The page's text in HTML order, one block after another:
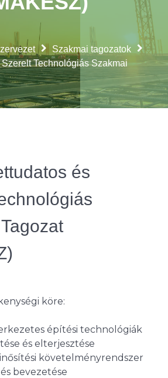
Szakmai tagozatok
Technológiás Szakmai
és
köre:
építési technológiák
és elterjesztése
követelményrendszer
bevezetése